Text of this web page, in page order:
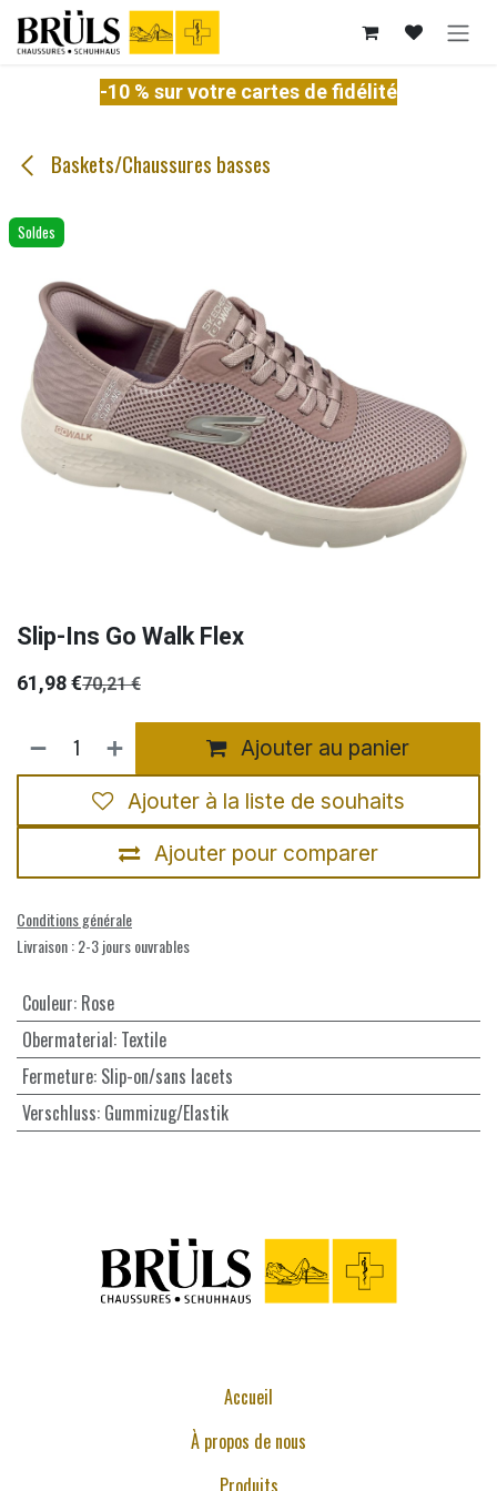
Se rendre au contenu
-10 % sur votre cartes de fidélité
Baskets/Chaussures basses
Soldes
Slip-Ins Go Walk Flex
61,98€70,21€
Ajouter au panier
Ajouter pour comparer
Ajouter à la liste de souhaits
Conditions générale
Livraison : 2-3 jours ouvrables
Couleur: Rose
Obermaterial: Textile
Fermeture: Slip-on/sans lacets
Verschluss: Gummizug/Elastik
Accueil
À propos de nous